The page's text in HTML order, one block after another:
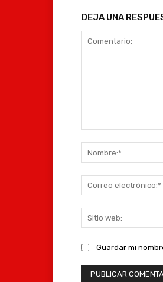
DEJA UNA
Guardar mi